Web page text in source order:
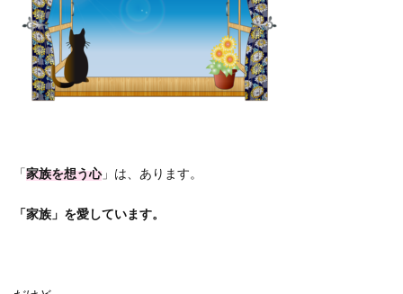
「家族を想う心」は、あります。
「家族」を愛しています。